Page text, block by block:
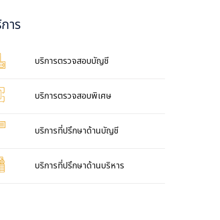
าร
บริการตรวจสอบบัญชี
บริการตรวจสอบพิเศษ
บริการที่ปรึกษาด้านบัญชี
บริการที่ปรึกษาด้านบริหาร